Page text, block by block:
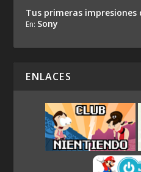
Tus primeras impresiones
En: Sony
ENLACES